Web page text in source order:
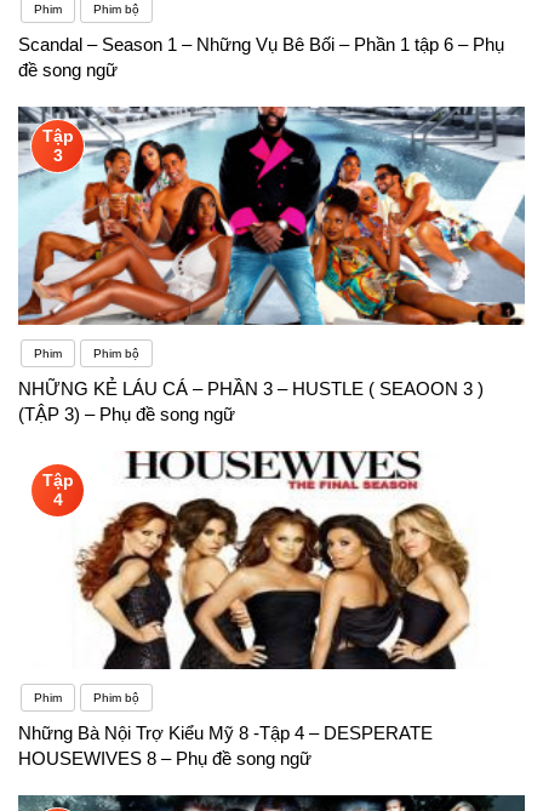
Phim Phim bộ
Scandal – Season 1 – Những Vụ Bê Bối – Phần 1 tập 6 – Phụ
đề song ngữ
Tập
3
Phim Phim bộ
NHỮNG KẺ LÁU CÁ – PHẦN 3 – HUSTLE ( SEAOON 3 )
(TẬP 3) – Phụ đề song ngữ
Tập
4
Phim Phim bộ
Những Bà Nội Trợ Kiểu Mỹ 8 -Tập 4 – DESPERATE
HOUSEWIVES 8 – Phụ đề song ngữ